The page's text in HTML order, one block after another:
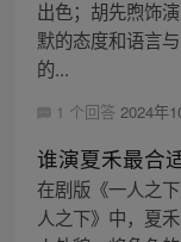
出色；胡先煦饰
默的态度和语言
的...
1 个回答 2024年
谁演夏禾最合
在剧版《一人之
人之下》中，夏